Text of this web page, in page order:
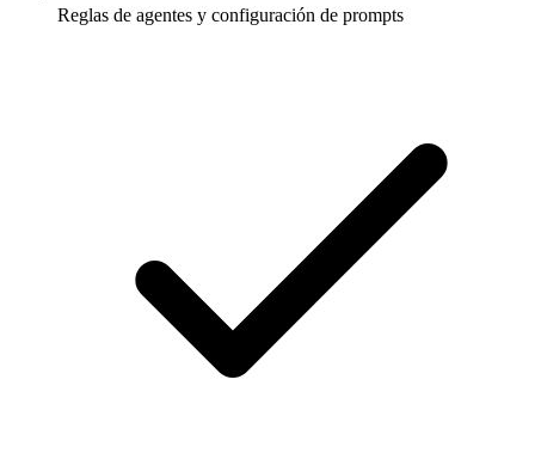
Reglas de agentes y configuración de prompts